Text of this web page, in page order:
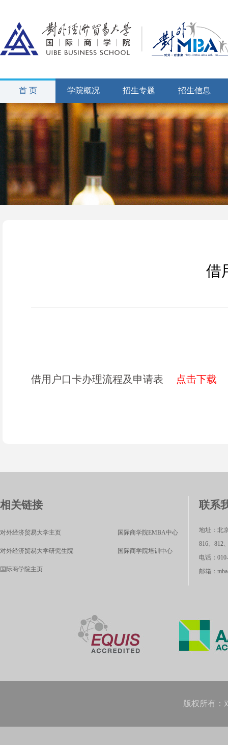
借
借用户口卡办理流程及申请表 点击下载